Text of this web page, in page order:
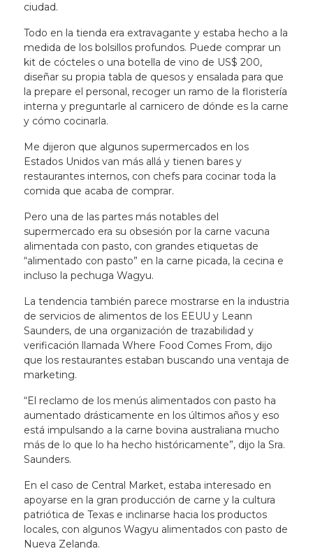
ciudad.
Todo en la tienda era extravagante y estaba hecho a la
medida de los bolsillos profundos. Puede comprar un
kit de cócteles o una botella de vino de US$ 200,
diseñar su propia tabla de quesos y ensalada para que
la prepare el personal, recoger un ramo de la floristería
interna y preguntarle al carnicero de dónde es la carne
y cómo cocinarla.
Me dijeron que algunos supermercados en los
Estados Unidos van más allá y tienen bares y
restaurantes internos, con chefs para cocinar toda la
comida que acaba de comprar.
Pero una de las partes más notables del
supermercado era su obsesión por la carne vacuna
alimentada con pasto, con grandes etiquetas de
“alimentado con pasto” en la carne picada, la cecina e
incluso la pechuga Wagyu.
La tendencia también parece mostrarse en la industria
de servicios de alimentos de los EEUU y Leann
Saunders, de una organización de trazabilidad y
verificación llamada Where Food Comes From, dijo
que los restaurantes estaban buscando una ventaja de
marketing.
“El reclamo de los menús alimentados con pasto ha
aumentado drásticamente en los últimos años y eso
está impulsando a la carne bovina australiana mucho
más de lo que lo ha hecho históricamente”, dijo la Sra.
Saunders.
En el caso de Central Market, estaba interesado en
apoyarse en la gran producción de carne y la cultura
patriótica de Texas e inclinarse hacia los productos
locales, con algunos Wagyu alimentados con pasto de
Nueva Zelanda.